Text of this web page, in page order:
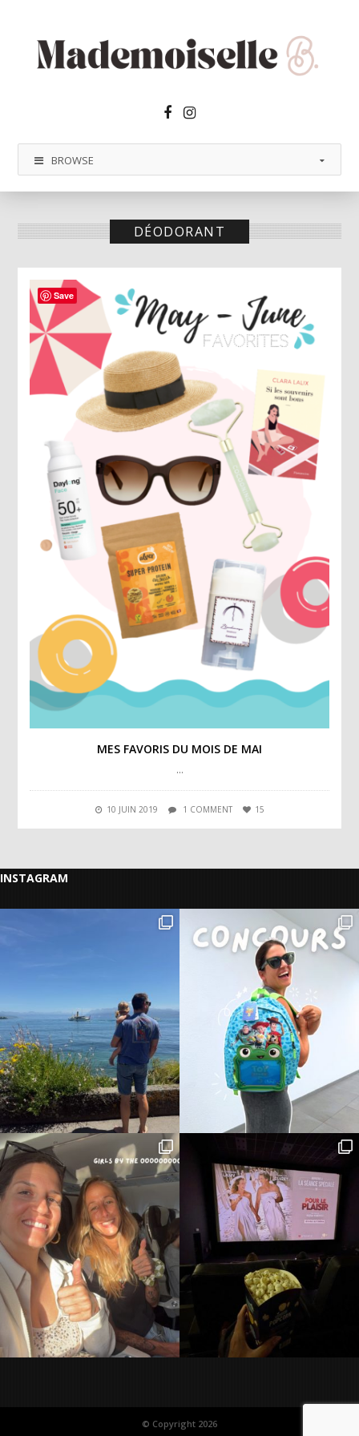
Facebook2
Instagram
BROWSE
DÉODORANT
MES FAVORIS DU MOIS DE MAI
…
10 JUIN 2019 1 COMMENT 15
INSTAGRAM
© Copyright 2026
Save